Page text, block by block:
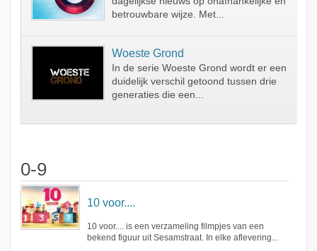
betrouwbare wijze. Met...
Woeste Grond
In de serie Woeste Grond wordt er een
duidelijk verschil getoond tussen drie
generaties die een...
0-9
10 voor....
10 voor.... is een verzameling filmpjes van een
bekend figuur uit Sesamstraat. In elke aflevering...